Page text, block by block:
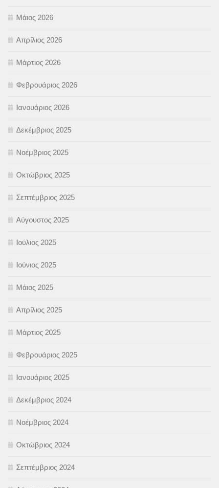
Μάιος 2026
Απρίλιος 2026
Μάρτιος 2026
Φεβρουάριος 2026
Ιανουάριος 2026
Δεκέμβριος 2025
Νοέμβριος 2025
Οκτώβριος 2025
Σεπτέμβριος 2025
Αύγουστος 2025
Ιούλιος 2025
Ιούνιος 2025
Μάιος 2025
Απρίλιος 2025
Μάρτιος 2025
Φεβρουάριος 2025
Ιανουάριος 2025
Δεκέμβριος 2024
Νοέμβριος 2024
Οκτώβριος 2024
Σεπτέμβριος 2024